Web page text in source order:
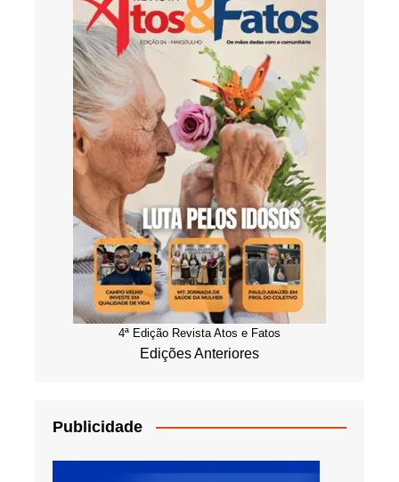
4ª Edição Revista Atos e Fatos
Edições Anteriores
Publicidade